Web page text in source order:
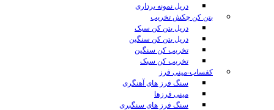
دریل نمونه برداری
بتن کن چکش تخریب
دریل بتن کن سبک
دریل بتن کن سنگین
تخریب کن سنگین
تخریب کن سبک
کفساب-مینی فرز
سنگ فرز های آهنگری
مینی فرزها
سنگ فرز های سنگبری